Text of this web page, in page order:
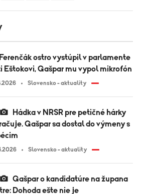
Eštokovi, Gašpar mu vypol mikrofón
Slovensko - aktuality
Gašpar sa dostal do výmeny s
Slovensko - aktuality
Dohoda ešte nie je